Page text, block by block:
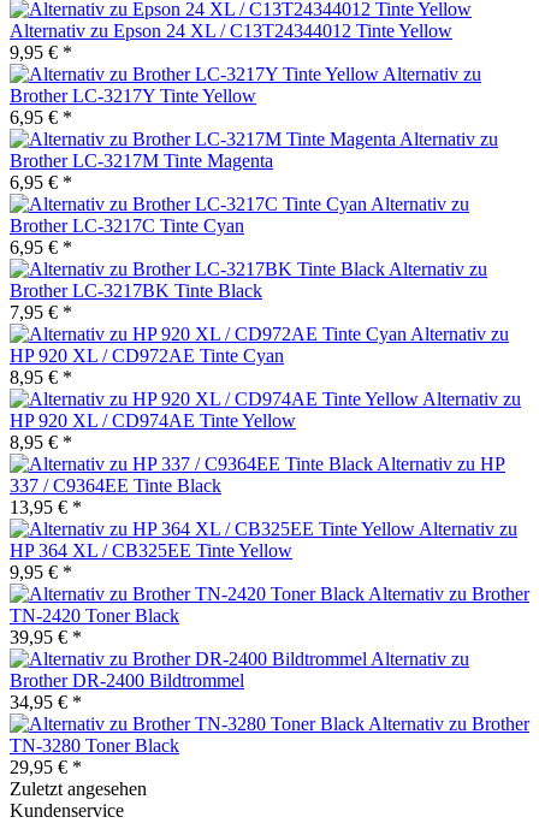
Alternativ zu Epson 24 XL / C13T24344012 Tinte Yellow
9,95 € *
Alternativ zu
Brother LC-3217Y Tinte Yellow
6,95 € *
Alternativ zu
Brother LC-3217M Tinte Magenta
6,95 € *
Alternativ zu
Brother LC-3217C Tinte Cyan
6,95 € *
Alternativ zu
Brother LC-3217BK Tinte Black
7,95 € *
Alternativ zu
HP 920 XL / CD972AE Tinte Cyan
8,95 € *
Alternativ zu
HP 920 XL / CD974AE Tinte Yellow
8,95 € *
Alternativ zu HP
337 / C9364EE Tinte Black
13,95 € *
Alternativ zu
HP 364 XL / CB325EE Tinte Yellow
9,95 € *
Alternativ zu Brother
TN-2420 Toner Black
39,95 € *
Alternativ zu
Brother DR-2400 Bildtrommel
34,95 € *
Alternativ zu Brother
TN-3280 Toner Black
29,95 € *
Zuletzt angesehen
Kundenservice